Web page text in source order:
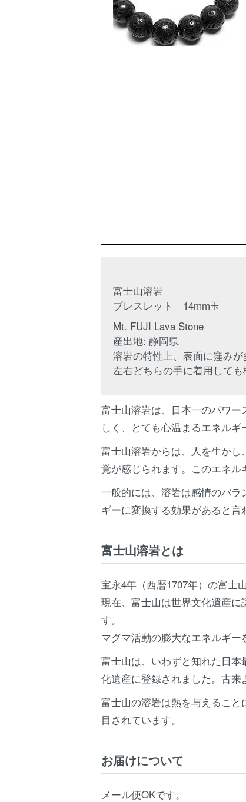
富士山溶岩
ブレスレット 14mm玉
Mt. FUJI Lava Stone
産出地: 静岡県
溶岩の特性上、表面に窪みが
左右どちらの手に着用しても
富士山溶岩は、日本一のパワ
しく、とても心温まるエネルギ
富士山溶岩からは、人を生か
覚が感じられます。このエネル
一般的には、溶岩は感情のバ
ギーに変換する効果があると言
富士山溶岩とは
宝永4年（西暦1707年）の富士
現在、富士山は世界文化遺産
す。
マグマ活動の膨大なエネルギー
富士山は、いわずと知れた日
化遺産に登録されました。古来
富士山の溶岩は熱を与えるこ
目されています。
お届けについて
メール便OKです。